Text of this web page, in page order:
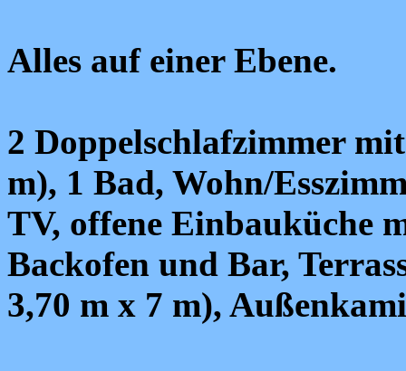
Alles auf einer Ebene.
2 Doppelschlafzimmer
m), 1 Bad, Wohn/
TV, offene Einbauküche
Backofen und Bar,
3,70 m x 7 m),